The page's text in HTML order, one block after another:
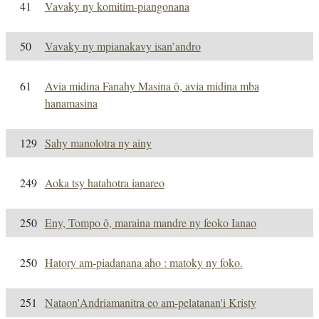
41 Vavaky ny komitim-piangonana
50 Vavaky ny mpianakavy isan’andro
61
Avia midina Fanahy Masina ô, avia midina mba
hanamasina
129 Sahy manolotra ny ainy
249 Aoka tsy hatahotra ianareo
250 Eny, Tompo ô, maraina mandre ny feoko Ianao
250 Hatory am-piadanana aho : matoky ny foko.
251 Nataon'Andriamanitra eo am-pelatanan'i Kristy